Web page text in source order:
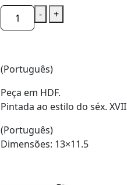
- +
(Português)
Peça em HDF.
Pintada ao estilo do séx. XVII
(Português)
Dimensões: 13×11.5